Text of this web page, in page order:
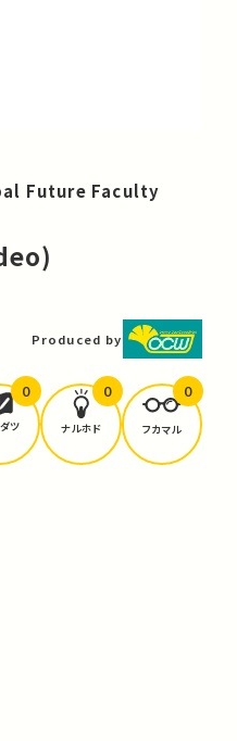
Future Faculty
Produced by
ツ
0
ナルホド
0
フカマル
0